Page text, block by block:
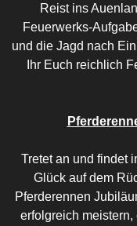
Reist ins
Feuerwerks-
und die Jagd nach
Ihr Euch reichlich
Tretet an und findet
Glück auf dem
Pferderennen
erfolgreich